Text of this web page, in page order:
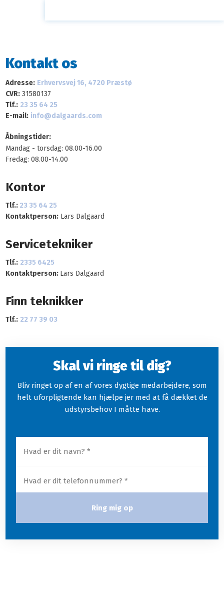
Kontakt os​
Adresse: Erhvervsvej 16, 4720 Præstø
CVR:31580137
Tlf.: 23 35 64 25
E-mail:​ info@dalgaards.com
Åbningstider:
Mandag - torsdag: 08.00-16.00
Fredag: 08.00-14.00​
Kontor
Tlf.: 23 35 64 25
Kontaktperson:Lars Dalgaard
Servicetekniker
Tlf.: 2335 6425
Kontaktperson: Lars Dalgaard
Finn teknikker
Tlf.:​ 22 77 39 03
Skal vi ringe til dig?
Bliv ringet op af en af vores dygtige medarbejdere, som
helt uforpligtende kan hjælpe jer med at få dækket de
udstyrsbehov I måtte have.